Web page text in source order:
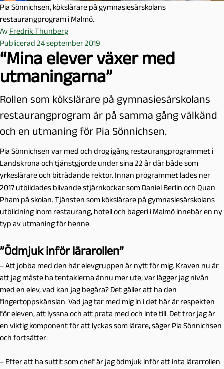
Pia Sönnichsen, kökslärare på gymnasiesärskolans
restaurangprogram i Malmö.
Av Fredrik Thunberg
Publicerad 24 september 2019
“Mina elever växer med
utmaningarna”
Rollen som kökslärare på gymnasiesärskolans
restaurangprogram är på samma gång välkänd
och en utmaning för Pia Sönnichsen.
Pia Sönnichsen var med och drog igång restaurangprogrammet i
Landskrona och tjänstgjorde under sina 22 år där både som
yrkeslärare och biträdande rektor. Innan programmet lades ner
2017 utbildades blivande stjärnkockar som Daniel Berlin och Quan
Pham på skolan. Tjänsten som kökslärare på gymnasiesärskolans
utbildning inom restaurang, hotell och bageri i Malmö innebär en ny
typ av utmaning för henne.
”Ödmjuk inför lärarollen”
– Att jobba med den här elevgruppen är nytt för mig. Kraven nu är
att jag måste ha tentaklerna ännu mer ute; var lägger jag nivån
med en elev, vad kan jag begära? Det gäller att ha den
fingertoppskänslan. Vad jag tar med mig in i det här är respekten
för eleven, att lyssna och att prata med och inte till. Det tror jag är
en viktig komponent för att lyckas som lärare, säger Pia Sönnichsen
och fortsätter:
– Efter att ha suttit som chef är jag ödmjuk inför att inta lärarrollen